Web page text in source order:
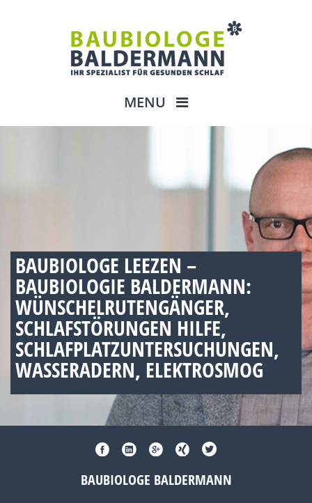
MENU
BAUBIOLOGE LEEZEN –
BAUBIOLOGIE BALDERMANN:
WÜNSCHELRUTENGÄNGER,
SCHLAFSTÖRUNGEN HILFE,
SCHLAFPLATZUNTERSUCHUNGEN,
WASSERADERN, ELEKTROSMOG
BAUBIOLOGE BALDERMANN